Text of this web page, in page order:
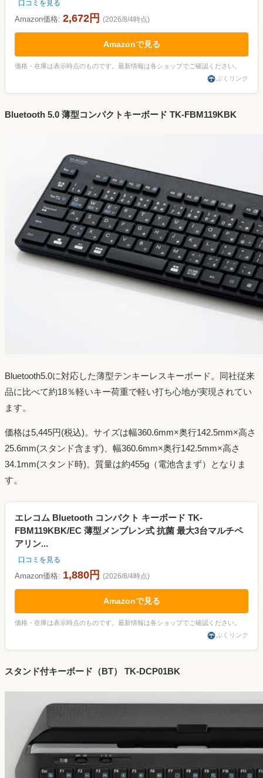
口コミを見る
Amazon価格: 2,672円 (2026/8/4時点)
Amazonで見る
価格・在庫は表示時点のものです。最新情報は各ショップでご確認ください。
ぷくリンク
Bluetooth 5.0 薄型コンパクトキーボード TK-FBM119KBK
Bluetooth5.0に対応した薄型テンキーレスキーボード。同社従来
品に比べて約18％軽いキー荷重で軽い打ち心地が実現されてい
ます。
価格は5,445円(税込)。サイズは幅360.6mm×奥行142.5mm×高さ
25.6mm(スタンド含まず)、幅360.6mm×奥行142.5mm×高さ
34.1mm(スタンド時)。質量は約455g（電池含まず）となりま
す。
エレコム Bluetooth コンパクト キーボード TK-
FBM119KBK/EC 薄型メンブレン式 抗菌 最大3台マルチペ
アリン...
口コミを見る
Amazon価格: 1,880円 (2026/8/4時点)
Amazonで見る
価格・在庫は表示時点のものです。最新情報は各ショップでご確認ください。
ぷくリンク
スタンド付キーボード（BT） TK-DCP01BK